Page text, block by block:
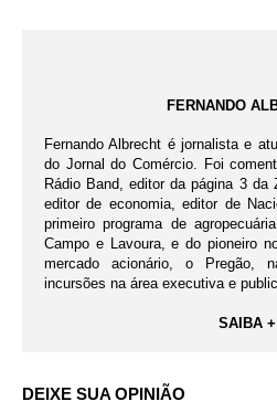
FERNANDO
Fernando Albrecht é jornalista e
do Jornal do Comércio. Foi
Rádio Band, editor da página 3 da
editor de economia, editor de
primeiro programa de
Campo e Lavoura, e do pioneiro
mercado acionário, o Pregão,
incursões na área executiva e
SAIBA +
DEIXE SUA OPINIÃO